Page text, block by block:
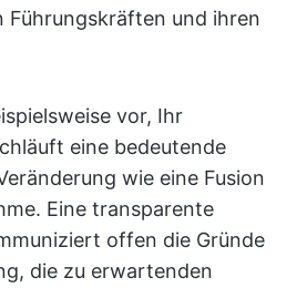
Führungskräften und ihren
vor, Ihr
eine bedeutende
wie eine Fusion
Eine transparente
offen die Gründe
die zu erwartenden